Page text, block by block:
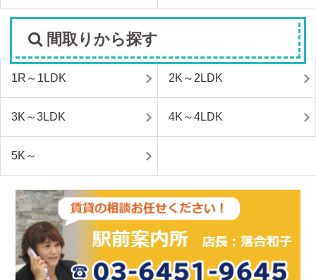
間取りから探す
1R～1LDK 2K～2LDK
3K～3LDK 4K～4LDK
5K～